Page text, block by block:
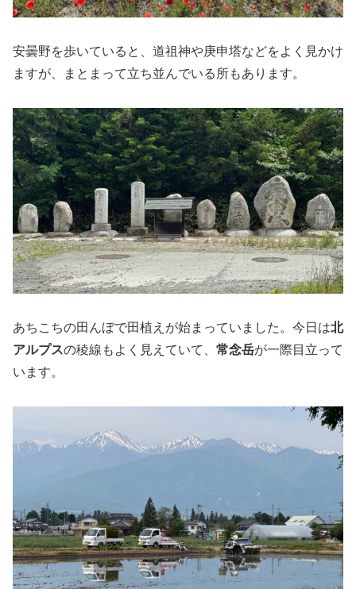
安曇野を歩いていると、道祖神や庚申塔などをよく見かけ
ますが、まとまって立ち並んでいる所もあります。
あちこちの田んぼで田植えが始まっていました。今日は北
アルプスの稜線もよく見えていて、 常念岳が一際目立って
います。